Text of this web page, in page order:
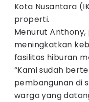
Kota Nusantara
properti.
Menurut
meningkatkan
fasilitas hiburan
“Kami sudah
pembangunan di
warga yang